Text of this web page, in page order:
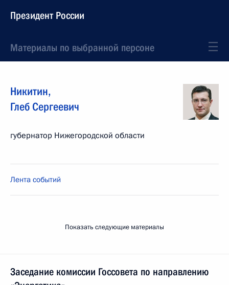
Президент России
Материалы по выбранной персоне
Никитин,
Глеб Сергеевич
губернатор Нижегородской области
Лента событий
Показать следующие материалы
Заседание комиссии Госсовета по направлению